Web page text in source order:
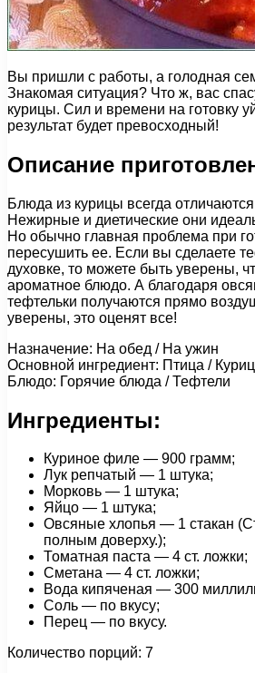
Вы пришли с работы, а голодная
Знакомая ситуация? Что ж, вас
курицы. Сил и времени на готовку
результат будет превосходный!
Описание
Блюда из курицы всегда
Нежирные и диетические они
Но обычно главная проблема при
пересушить ее. Если вы сделаете
духовке, то можете быть уверены,
ароматное блюдо. А благодаря
тефтельки получаются прямо
уверены, это оценят все!
Назначение: На обед / На ужин
Основной ингредиент: Птица /
Блюдо: Горячие блюда / Тефтели
Ингредиенты:
Куриное филе — 900 грамм;
Лук репчатый — 1 штука;
Морковь — 1 штука;
Яйцо — 1 штука;
Овсяные хлопья — 1 стакан
полным доверху.);
Томатная паста — 4 ст. ложки;
Сметана — 4 ст. ложки;
Вода кипяченая — 300
Соль — по вкусу;
Перец — по вкусу.
Количество порций: 7